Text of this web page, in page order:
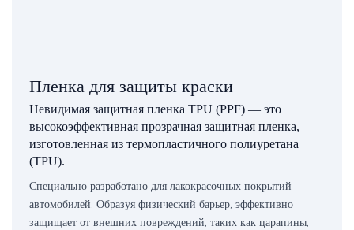
Пленка для защиты краски
Невидимая защитная пленка TPU (PPF) — это
высокоэффективная прозрачная защитная пленка,
изготовленная из термопластичного полиуретана
(TPU).
Специально разработано для лакокрасочных покрытий
автомобилей. Образуя физический барьер, эффективно
защищает от внешних повреждений, таких как царапины,